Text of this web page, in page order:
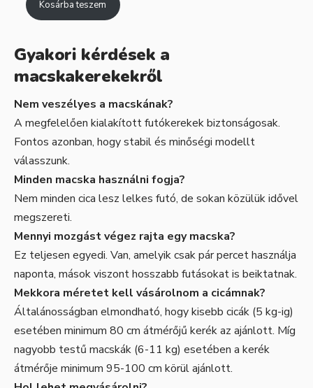
Kosárba teszem
Gyakori kérdések a
macskakerekekről
Nem veszélyes a macskának?
A megfelelően kialakított futókerekek biztonságosak.
Fontos azonban, hogy stabil és minőségi modellt
válasszunk.
Minden macska használni fogja?
Nem minden cica lesz lelkes futó, de sokan közülük idővel
megszereti.
Mennyi mozgást végez rajta egy macska?
Ez teljesen egyedi. Van, amelyik csak pár percet használja
naponta, mások viszont hosszabb futásokat is beiktatnak.
Mekkora méretet kell vásárolnom a cicámnak?
Általánosságban elmondható, hogy kisebb cicák (5 kg-ig)
esetében minimum 80 cm átmérőjű kerék az ajánlott. Míg
nagyobb testű macskák (6-11 kg) esetében a kerék
átmérője minimum 95-100 cm körül ajánlott.